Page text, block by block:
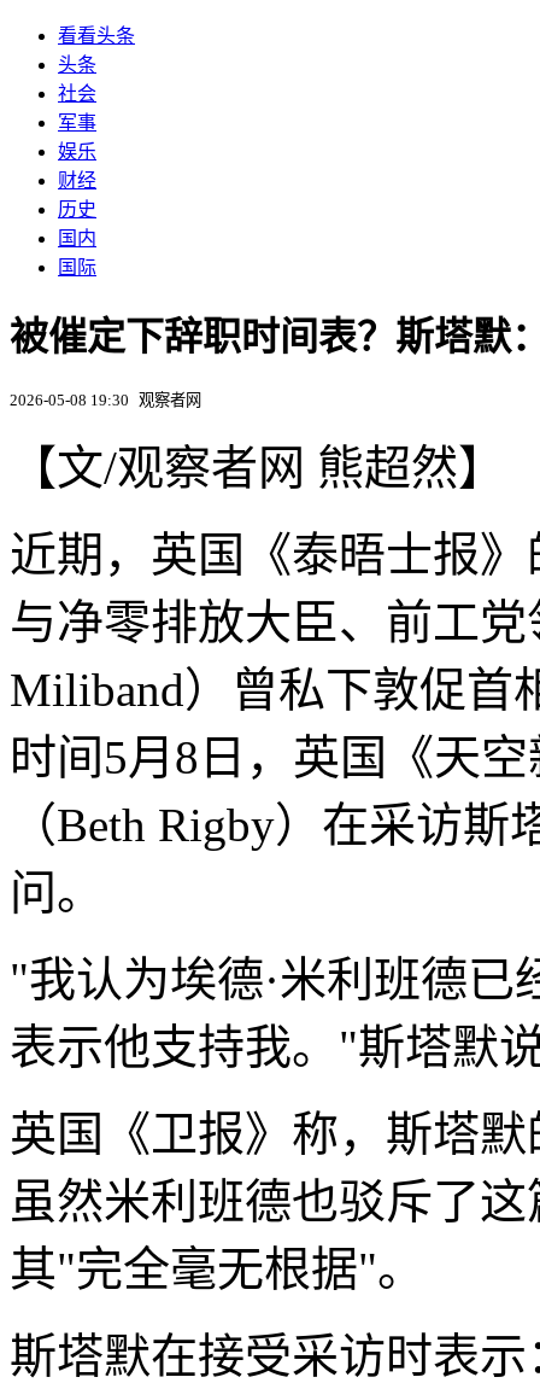
看看头条
头条
社会
军事
娱乐
财经
历史
国内
国际
被催定下辞职时间表？斯塔默
2026-05-08 19:30 观察者网
【文/观察者网 熊超然】
近期，英国《泰晤士报
与净零排放大臣‌、前工
Miliband）曾私下敦促首
时间5月8日，英国《天
（Beth Rigby）在采访
问。
"我认为埃德·米利班德
表示他支持我。"斯塔默
英国《卫报》称，斯塔
虽然米利班德也驳斥了
其"完全毫无根据"。
斯塔默在接受采访时表